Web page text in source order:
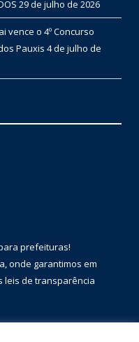
29 de julho de 2026
vence o 4º Concurso
Pauxis 4 de julho de
prefeituras!
onde garantimos em
leis de transparência